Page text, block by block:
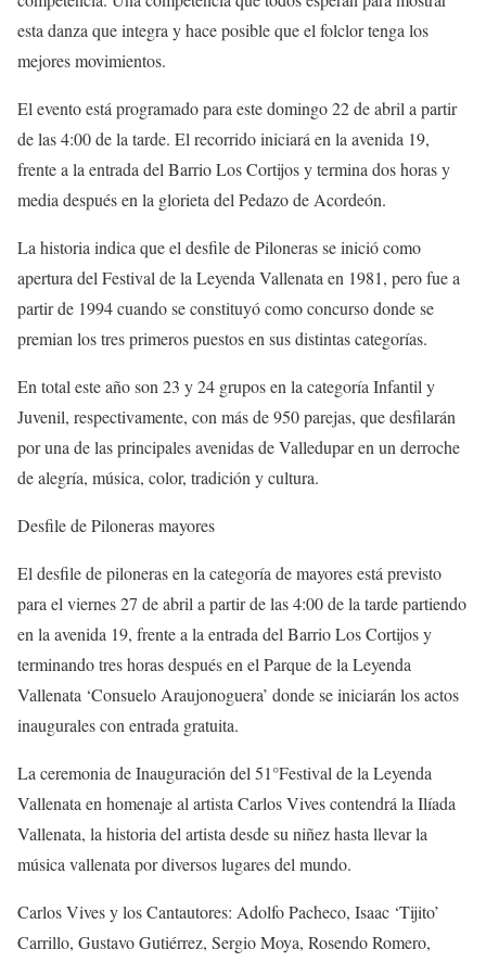
esta danza que integra y hace posible que el folclor tenga los
mejores movimientos.
El evento está programado para este domingo 22 de abril a partir
de las 4:00 de la tarde. El recorrido iniciará en la avenida 19,
frente a la entrada del Barrio Los Cortijos y termina dos horas y
media después en la glorieta del Pedazo de Acordeón.
La historia indica que el desfile de Piloneras se inició como
apertura del Festival de la Leyenda Vallenata en 1981, pero fue a
partir de 1994 cuando se constituyó como concurso donde se
premian los tres primeros puestos en sus distintas categorías.
En total este año son 23 y 24 grupos en la categoría Infantil y
Juvenil, respectivamente, con más de 950 parejas, que desfilarán
por una de las principales avenidas de Valledupar en un derroche
de alegría, música, color, tradición y cultura.
Desfile de Piloneras mayores
El desfile de piloneras en la categoría de mayores está previsto
para el viernes 27 de abril a partir de las 4:00 de la tarde partiendo
en la avenida 19, frente a la entrada del Barrio Los Cortijos y
terminando tres horas después en el Parque de la Leyenda
Vallenata ‘Consuelo Araujonoguera’ donde se iniciarán los actos
inaugurales con entrada gratuita.
La ceremonia de Inauguración del 51°Festival de la Leyenda
Vallenata en homenaje al artista Carlos Vives contendrá la Ilíada
Vallenata, la historia del artista desde su niñez hasta llevar la
música vallenata por diversos lugares del mundo.
Carlos Vives y los Cantautores: Adolfo Pacheco, Isaac ‘Tijito’
Carrillo, Gustavo Gutiérrez, Sergio Moya, Rosendo Romero,